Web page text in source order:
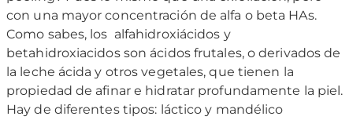
con una mayor concentración de alfa o beta HAs.
Como sabes, los alfahidroxiácidos y
betahidroxiacidos son ácidos frutales, o derivados de
la leche ácida y otros vegetales, que tienen la
propiedad de afinar e hidratar profundamente la piel.
Hay de diferentes tipos: láctico y mandélico